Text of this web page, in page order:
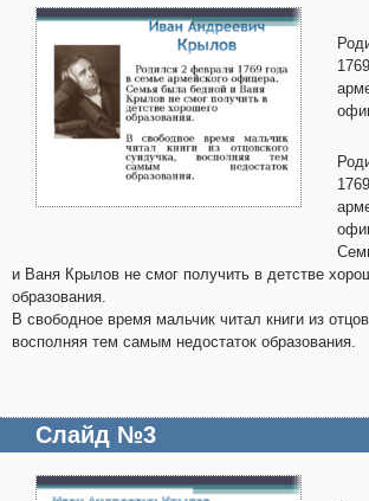
и Ваня Крылов не смог получить в детстве
образования.
В свободное время мальчик читал книги из
восполняя тем самым недостаток образования.
Слайд №3